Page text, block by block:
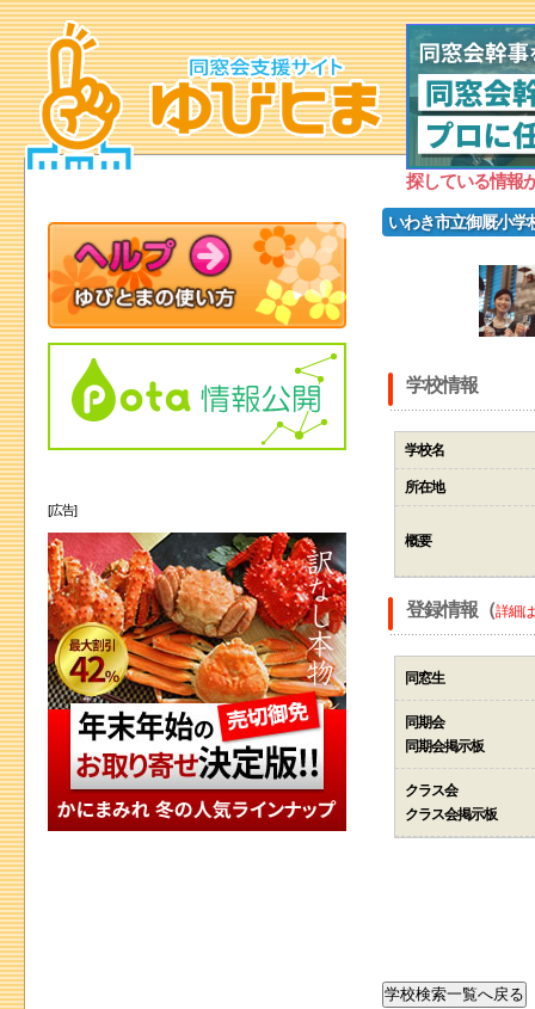
探している情報
いわき市立御厩小学
学校情報
学校名
所在地
概要
登録情報（詳細
同窓生
同期会
同期会掲示板
クラス会
クラス会掲示板
[広告]